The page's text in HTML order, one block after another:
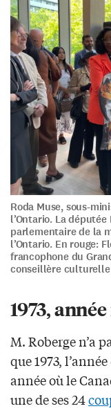
Roda Muse, sous-
l’Ontario. La
parlementaire de la
l’Ontario. En rouge:
francophone du
conseillère culturelle
1973,
M. Roberge n’a
que 1973,
année où le
une de ses 24